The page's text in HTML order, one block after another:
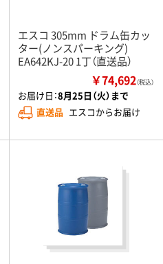
エスコ 305mm ドラム缶カッ
ター(ノンスパーキング)
EA642KJ-20 1丁（直送品）
￥74,692（税込）
お届け日：8月25日（火）まで
直送品 エスコからお届け